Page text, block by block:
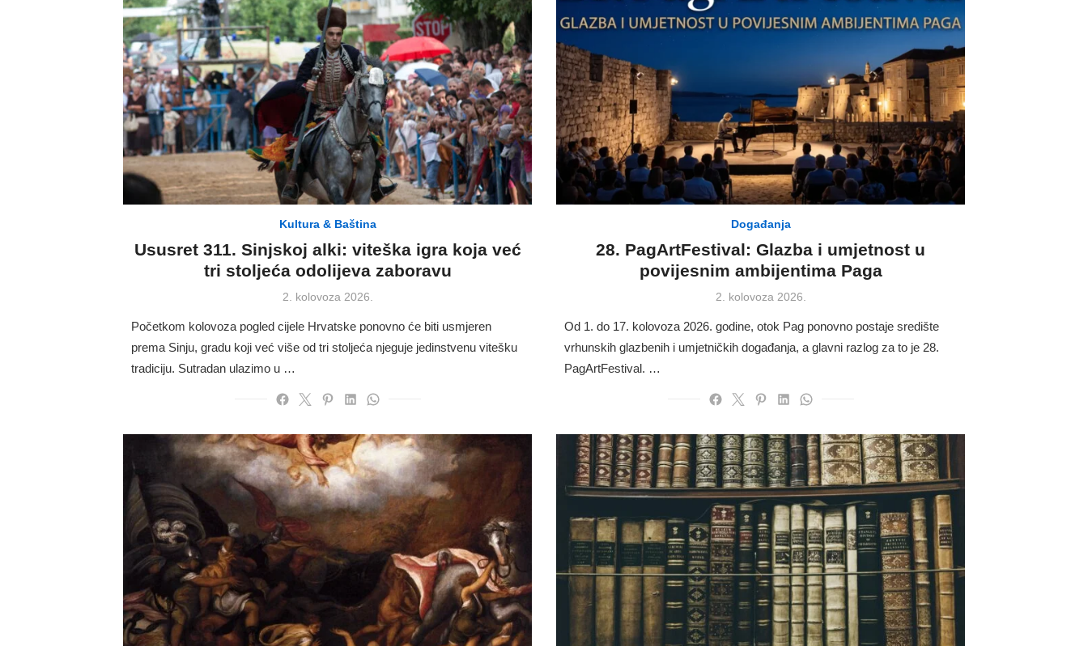
Kultura & Baština
Ususret 311. Sinjskoj alki: viteška igra koja već
tri stoljeća odolijeva zaboravu
Posted
2. kolovoza 2026.
Početkom kolovoza pogled cijele Hrvatske ponovno će biti usmjeren
prema Sinju, gradu koji već više od tri stoljeća njeguje jedinstvenu vitešku
tradiciju. Sutradan ulazimo u …
Događanja
28. PagArtFestival: Glazba i umjetnost u
povijesnim ambijentima Paga
Posted
2. kolovoza 2026.
Od 1. do 17. kolovoza 2026. godine, otok Pag ponovno postaje središte
vrhunskih glazbenih i umjetničkih događanja, a glavni razlog za to je 28.
PagArtFestival. …